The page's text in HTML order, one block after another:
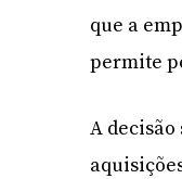
que a
permite
A